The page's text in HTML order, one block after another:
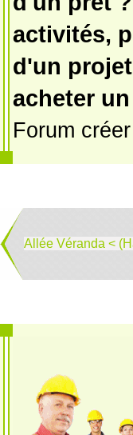
activités,
d'un
acheter
Forum
Allée Véranda <